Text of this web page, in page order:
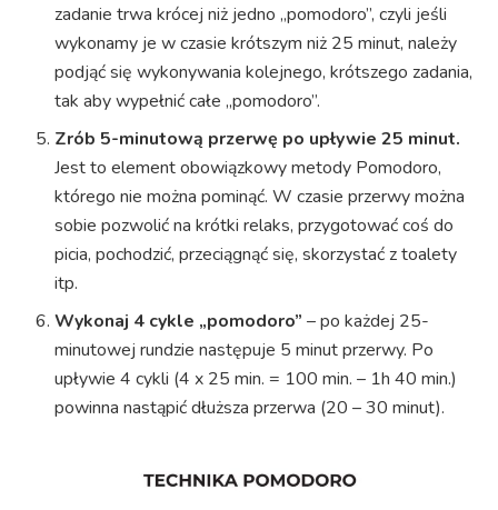
zadanie trwa krócej niż jedno „pomodoro”, czyli jeśli
wykonamy je w czasie krótszym niż 25 minut, należy
podjąć się wykonywania kolejnego, krótszego zadania,
tak aby wypełnić całe „pomodoro”.
Zrób 5-minutową przerwę po upływie 25 minut.
Jest to element obowiązkowy metody Pomodoro,
którego nie można pominąć. W czasie przerwy można
sobie pozwolić na krótki relaks, przygotować coś do
picia, pochodzić, przeciągnąć się, skorzystać z toalety
itp.
Wykonaj 4 cykle „pomodoro” – po każdej 25-
minutowej rundzie następuje 5 minut przerwy. Po
upływie 4 cykli (4 x 25 min. = 100 min. – 1h 40 min.)
powinna nastąpić dłuższa przerwa (20 – 30 minut).